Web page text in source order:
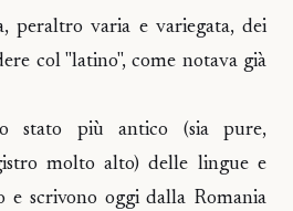
peraltro varia e variegata, dei
col "latino", come notava già
stato più antico (sia pure,
molto alto) delle lingue e
e scrivono oggi dalla Romania